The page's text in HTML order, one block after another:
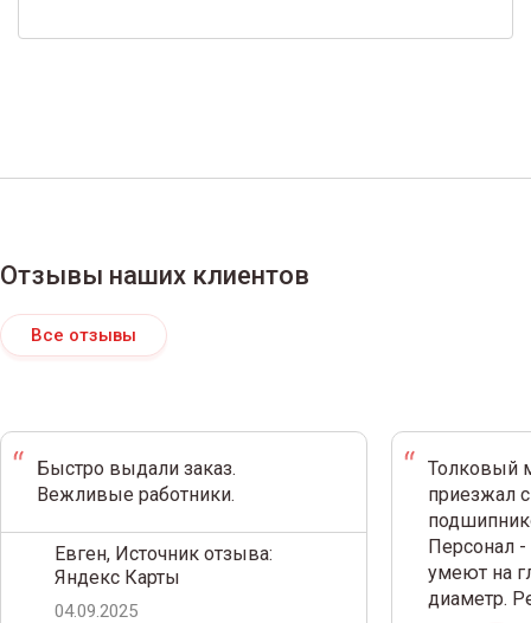
Отзывы наших клиентов
Все отзывы
Быстро выдали заказ.
Вежливые работники.
Евген, Источник отзыва:
Яндекс Карты
04.09.2025
Толковый
приезжал
Персонал
умеют на
диаметр.